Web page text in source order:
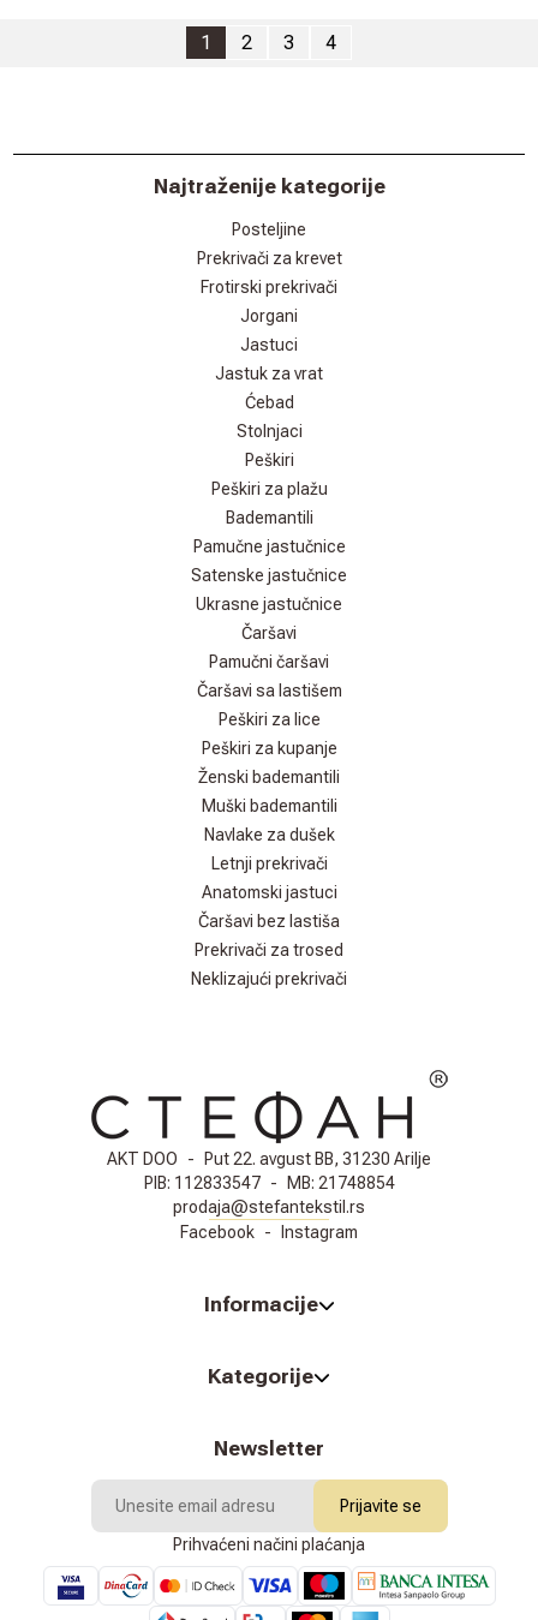
1 2 3 4
Najtraženije kategorije
Posteljine
Prekrivači za krevet
Frotirski prekrivači
Jorgani
Jastuci
Jastuk za vrat
Ćebad
Stolnjaci
Peškiri
Peškiri za plažu
Bademantili
Pamučne jastučnice
Satenske jastučnice
Ukrasne jastučnice
Čaršavi
Pamučni čaršavi
Čaršavi sa lastišem
Peškiri za lice
Peškiri za kupanje
Ženski bademantili
Muški bademantili
Navlake za dušek
Letnji prekrivači
Anatomski jastuci
Čaršavi bez lastiša
Prekrivači za trosed
Neklizajući prekrivači
AKT DOO -
Put 22. avgust BB, 31230 Arilje
PIB: 112833547 - MB: 21748854
prodaja@stefantekstil.rs
Facebook - Instagram
Informacije
Kategorije
Newsletter
Prijavite se
Prihvaćeni načini plaćanja